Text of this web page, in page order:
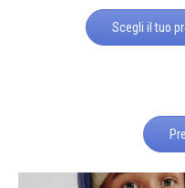
Scegli il tuo